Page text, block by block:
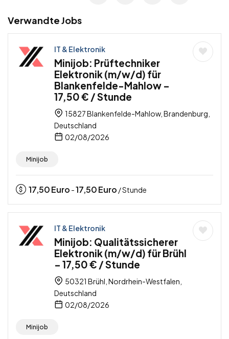
Verwandte Jobs
IT & Elektronik
Minijob: Prüftechniker
Elektronik (m/w/d) für
Blankenfelde-Mahlow –
17,50 € / Stunde
15827 Blankenfelde-Mahlow, Brandenburg,
Deutschland
02/08/2026
Minijob
17,50Euro -17,50Euro / Stunde
IT & Elektronik
Minijob: Qualitätssicherer
Elektronik (m/w/d) für Brühl
– 17,50 € / Stunde
50321 Brühl, Nordrhein-Westfalen,
Deutschland
02/08/2026
Minijob